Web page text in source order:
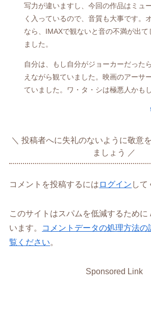
写力が違いますし、今回の作品はミュ
く入っているので、音質も大事です。
なら、IMAXで観ないと音の不満が出て
ました。
自分は、もし自分がジョーカーだった
えながら観ていました。映画のアーサ
ていました。ワ・タ・シは極悪人かも
投稿者へに失礼のないように敬意
ましょう
コメントを投稿するには ログイン して
このサイトはスパムを低減するために
います。
コメントデータの処理方法
覧ください。
Sponsored Link